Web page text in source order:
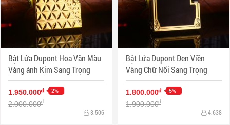
Bật Lửa Dupont Hoa Văn Màu
Vàng ánh Kim Sang Trọng
1.950.000đ -2%
2.000.000đ
3.506
Bật Lửa Dupont Đen Viền
Vàng Chữ Nổi Sang Trọng
1.800.000đ -5%
1.900.000đ
4.638